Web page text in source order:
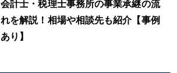
会計士・税理士事務所の事業承継の流
れを解説！相場や相談先も紹介【事例
あり】